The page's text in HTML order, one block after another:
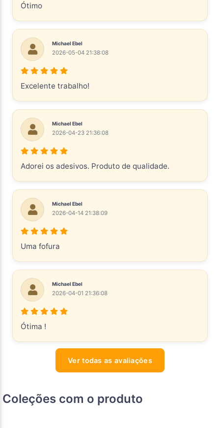
Ótimo
Michael Ebel
2026-05-04 21:38:08
Excelente trabalho!
Michael Ebel
2026-04-23 21:36:08
Adorei os adesivos. Produto de qualidade.
Michael Ebel
2026-04-14 21:38:09
Uma fofura
Michael Ebel
2026-04-01 21:36:08
Ótima !
Ver todas as avaliações
Coleções com o produto